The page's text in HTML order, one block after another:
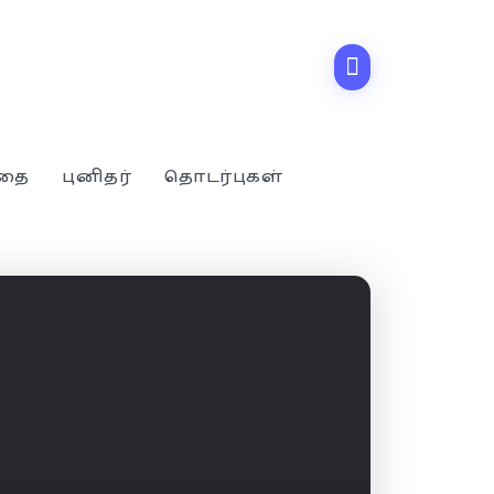
புனிதர் தொடர்புகள்